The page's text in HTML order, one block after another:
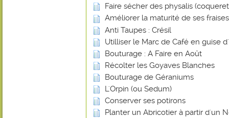
Faire sécher des physalis
Améliorer la maturité de ses
Anti Taupes : Crésil
Utilliser le Marc de Café en guise
Bouturage : A Faire en Août
Récolter les Goyaves Blanches
Bouturage de Géraniums
L'Orpin (ou Sedum)
Conserver ses potirons
Planter un Abricotier à partir d'un